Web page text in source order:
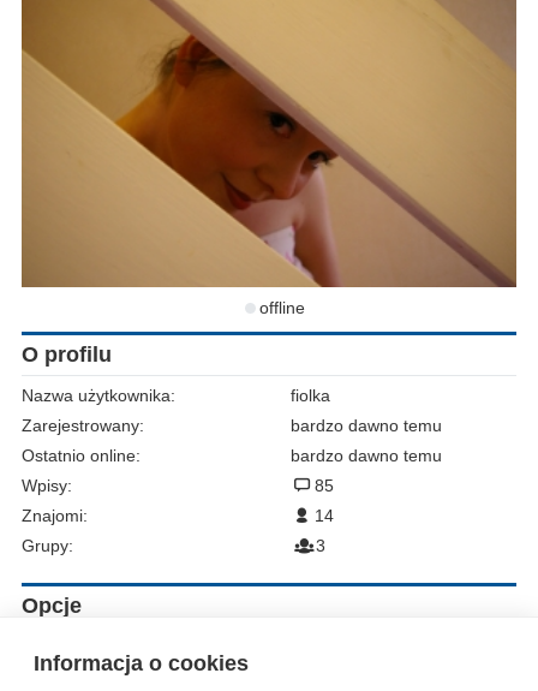
Informacja o cookies
offline
O profilu
Nazwa użytkownika:
fiolka
Zarejestrowany:
bardzo dawno temu
Ostatnio online:
bardzo dawno temu
Wpisy:
85
Znajomi:
14
Grupy:
3
Opcje